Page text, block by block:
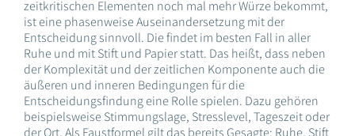
zeitkritischen Elementen noch mal mehr Würze bekommt,
ist eine phasenweise Auseinandersetzung mit der
Entscheidung sinnvoll. Die findet im besten Fall in aller
Ruhe und mit Stift und Papier statt. Das heißt, dass neben
der Komplexität und der zeitlichen Komponente auch die
äußeren und inneren Bedingungen für die
Entscheidungsfindung eine Rolle spielen. Dazu gehören
beispielsweise Stimmungslage, Stresslevel, Tageszeit oder
der Ort. Als Faustformel gilt das bereits Gesagte: Ruhe, Stift